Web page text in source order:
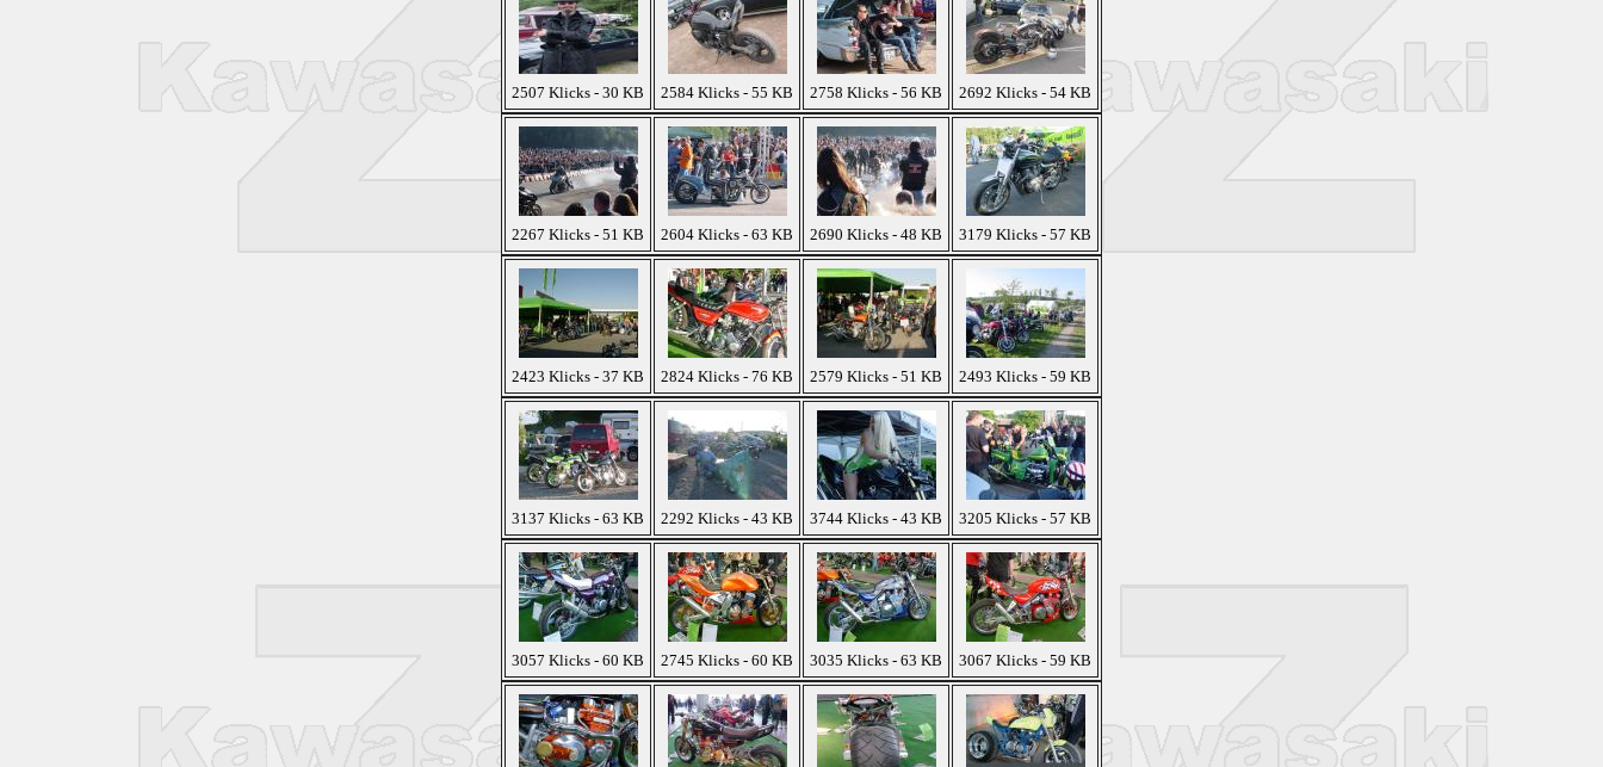
2507 Klicks - 30 KB 2584 Klicks - 55 KB 2758 Klicks - 56 KB 2692 Klicks - 54 KB
2267 Klicks - 51 KB 2604 Klicks - 63 KB 2690 Klicks - 48 KB 3179 Klicks - 57 KB
2423 Klicks - 37 KB 2824 Klicks - 76 KB 2579 Klicks - 51 KB 2493 Klicks - 59 KB
3137 Klicks - 63 KB 2292 Klicks - 43 KB 3744 Klicks - 43 KB 3205 Klicks - 57 KB
3057 Klicks - 60 KB 2745 Klicks - 60 KB 3035 Klicks - 63 KB 3067 Klicks - 59 KB